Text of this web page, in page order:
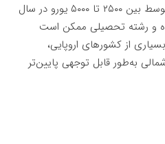
دانشجویان بین‌المللی به‌طور متوسط بین ۲۵۰۰ تا ۵۰۰۰ یورو در سال
و رشته تحصیلی ممکن است
از کشورهای اروپایی،
به‌طور قابل توجهی پایین‌تر